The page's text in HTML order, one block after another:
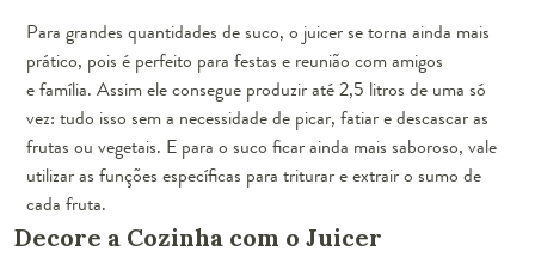
Para grandes quantidades de suco, o juicer se torna ainda mais
prático, pois é perfeito para festas e reunião com amigos
e família. Assim ele consegue produzir até 2,5 litros de uma só
vez: tudo isso sem a necessidade de picar, fatiar e descascar as
frutas ou vegetais. E para o suco ficar ainda mais saboroso, vale
utilizar as funções específicas para triturar e extrair o sumo de
cada fruta.
Decore a Cozinha com o Juicer